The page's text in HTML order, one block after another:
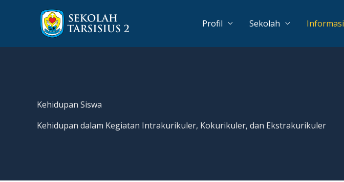
Profil Sekolah Informasi
Kehidupan Siswa
Kehidupan dalam Kegiatan Intrakurikuler, Kokurikuler, dan Ekstrakurikuler